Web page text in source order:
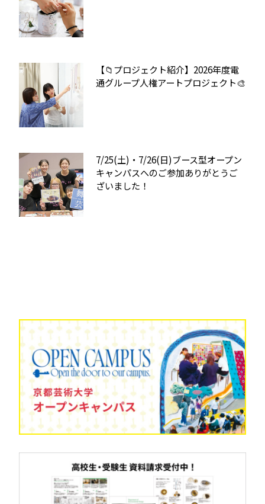
【📁プロジェクト紹介】2026年度電
通グループ人権アートプロジェクト🎨
7/25(土)・7/26(日)ブース型オープン
キャンパスへのご参加ありがとうご
ざいました！